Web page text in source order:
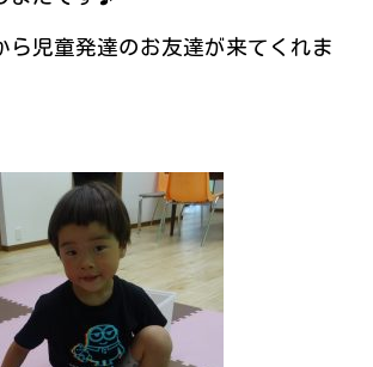
ら児童発達のお友達が来てくれま